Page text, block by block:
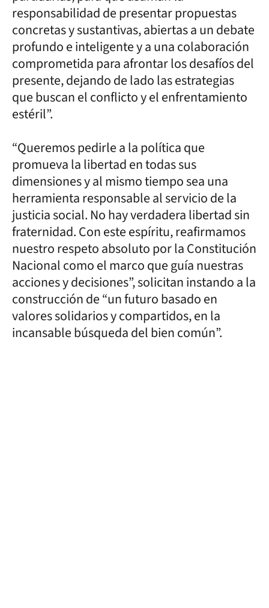
responsabilidad de presentar propuestas
concretas y sustantivas, abiertas a un debate
profundo e inteligente y a una colaboración
comprometida para afrontar los desafíos del
presente, dejando de lado las estrategias
que buscan el conflicto y el enfrentamiento
estéril”.
“Queremos pedirle a la política que
promueva la libertad en todas sus
dimensiones y al mismo tiempo sea una
herramienta responsable al servicio de la
justicia social. No hay verdadera libertad sin
fraternidad. Con este espíritu, reafirmamos
nuestro respeto absoluto por la Constitución
Nacional como el marco que guía nuestras
acciones y decisiones”, solicitan instando a la
construcción de “un futuro basado en
valores solidarios y compartidos, en la
incansable búsqueda del bien común”.